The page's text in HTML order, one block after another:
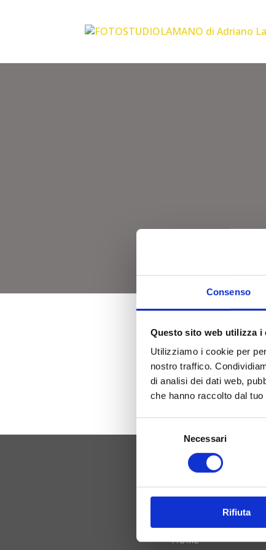
Consenso
Questo sito web utilizza i
Utilizziamo i cookie per
nostro traffico.
di analisi dei dati web,
che hanno raccolto dal
Necessari
Rifiuta
HOME